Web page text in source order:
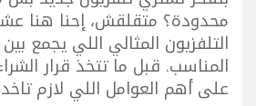
محدودة؟ متقلقش، إحنا هنا
التلفزيون المثالي اللي يجمع
المناسب. قبل ما تتخذ قرار
على أهم العوامل اللي لازم